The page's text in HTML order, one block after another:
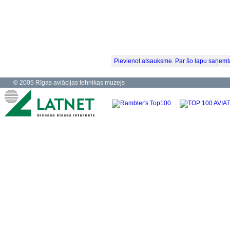
Pievienot atsauksme. Par šo lapu
© 2005 Rīgas aviācijas tehnikas muzejs